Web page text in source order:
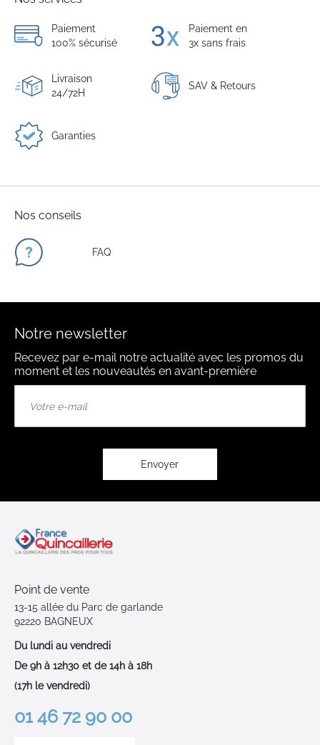
Paiement
100% sécurisé
Paiement en
3x sans frais
Livraison
24/72H
SAV & Retours
Garanties
Nos conseils
FAQ
Notre newsletter
Recevez par e-mail notre actualité avec les promos du
moment et les nouveautés en avant-première
Envoyer
Point de vente
13-15 allée du Parc de garlande
92220 BAGNEUX
Du lundi au vendredi
De 9h à 12h30 et de 14h à 18h
(17h le vendredi)
01 46 72 90 00